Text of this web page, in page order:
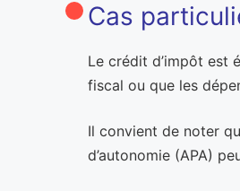
Cas
Le crédit d’impôt est
fiscal ou que les
Il convient de noter
d’autonomie (APA)